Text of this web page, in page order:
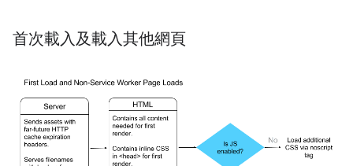
首次載入及載入其他網頁